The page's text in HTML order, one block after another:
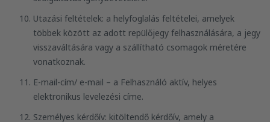
Utazási feltételek: a helyfoglalás feltételei, amelyek
többek között az adott repülőjegy felhasználására, a jegy
visszaváltására vagy a szállítható csomagok méretére
vonatkoznak.
E-mail-cím/ e-mail – a Felhasználó aktív, helyes
elektronikus levelezési címe.
Személyes kérdőív: kitöltendő kérdőív, amely a